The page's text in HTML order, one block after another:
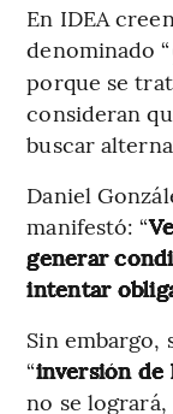
En IDEA
denominado “
porque se
consideran
buscar
Daniel
manifestó: “
generar
intentar
Sin embargo,
“inversión de
no se logrará,